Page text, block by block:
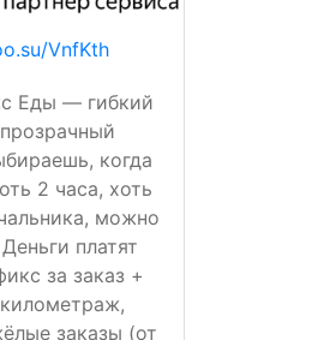
VnfKth
Еды — гибкий
когда
2 часа, хоть
можно
платят
за заказ +
заказы (от